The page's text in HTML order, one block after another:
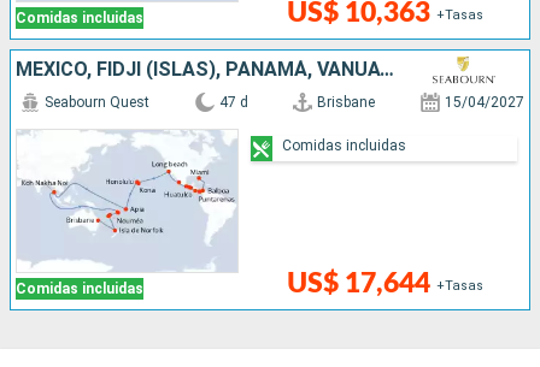
Comidas incluidas US$ 10,363 +Tasas
MÉXICO, FIDJI (ISLAS), PANAMÁ, VANUATU, ESTADOS UNIDOS, AUSTRALIA, COSTA RICA, SAMOA, GUATEMALA, TAILANDIA, COLOMBIA, NUEVA CALEDONIA, NUEVA ZELANDA
Comidas incluidas
Seabourn Quest 47 d Brisbane 15/04/2027
US$ 17,644 +Tasas
Comidas incluidas